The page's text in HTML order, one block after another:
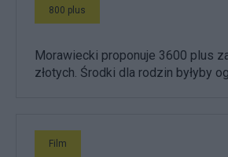
800 plus
Morawiecki proponuje 3600 plus
złotych. Środki dla rodzin byłyby
Film